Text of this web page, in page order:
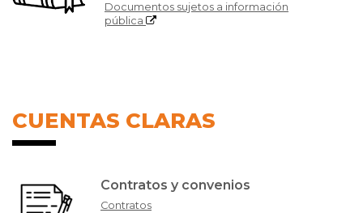
Documentos sujetos a información
pública
CUENTAS CLARAS
Contratos y convenios
Contratos